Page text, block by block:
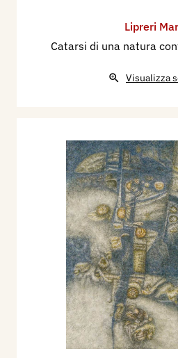
Lipreri
Catarsi di una natura
Visualizza